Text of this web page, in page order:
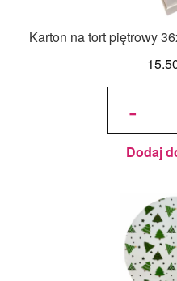
Karton na tort piętrowy
-
ilość
36x36x45/
cm Biały -
szt.
Dodaj